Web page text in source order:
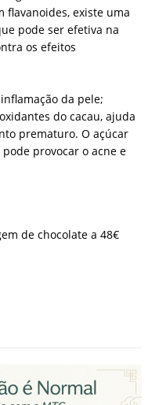
flavanoides, existe uma
pode ser efetiva na
os efeitos
da pele;
do cacau, ajuda
prematuro. O açúcar
provocar o acne e
de chocolate a 48€